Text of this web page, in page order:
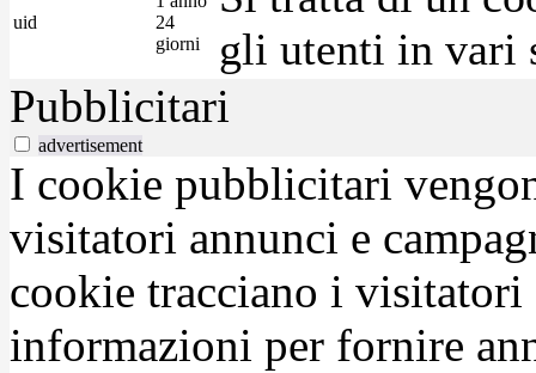
uid
24
giorni
gli utenti in vari
Pubblicitari
advertisement
I cookie pubblicitari
visitatori annunci e
cookie tracciano i visitatori
informazioni per fornire